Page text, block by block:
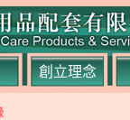
創立理念